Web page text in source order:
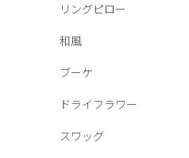
リングピロー
和風
ブーケ
ドライフラワー
スワッグ